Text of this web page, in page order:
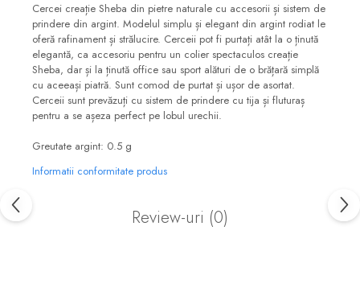
Cercei creație Sheba din pietre naturale cu accesorii și sistem de
prindere din argint. Modelul simplu și elegant din argint rodiat le
oferă rafinament și strălucire. Cerceii pot fi purtați atât la o ținută
elegantă, ca accesoriu pentru un colier spectaculos creație
Sheba, dar și la ținută office sau sport alături de o brățară simplă
cu aceeași piatră. Sunt comod de purtat și ușor de asortat.
Cerceii sunt prevăzuți cu sistem de prindere cu tija și fluturaș
pentru a se așeza perfect pe lobul urechii.
Greutate argint: 0.5 g
Informatii conformitate produs
Review-uri (0)